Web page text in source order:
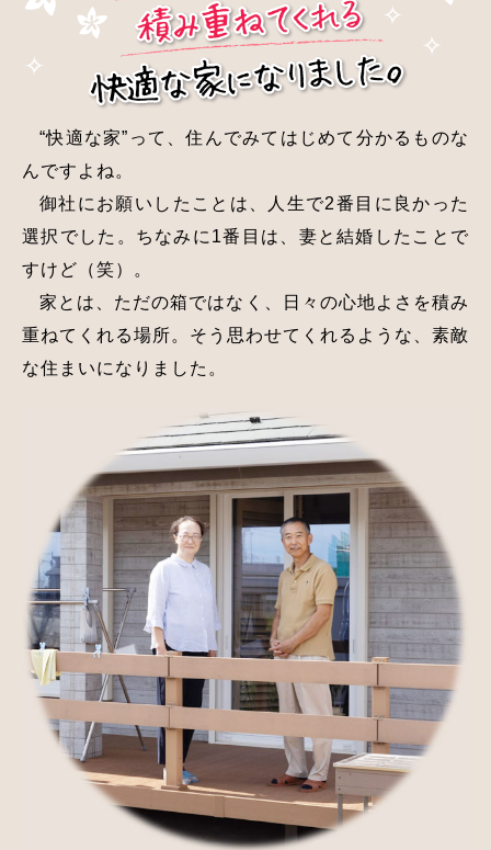
“快適な家”って、住んでみてはじめて分かるものな
んですよね。
御社にお願いしたことは、人生で2番目に良かった
選択でした。ちなみに1番目は、妻と結婚したことで
すけど（笑）。
家とは、ただの箱ではなく、日々の心地よさを積み
重ねてくれる場所。そう思わせてくれるような、素敵
な住まいになりました。